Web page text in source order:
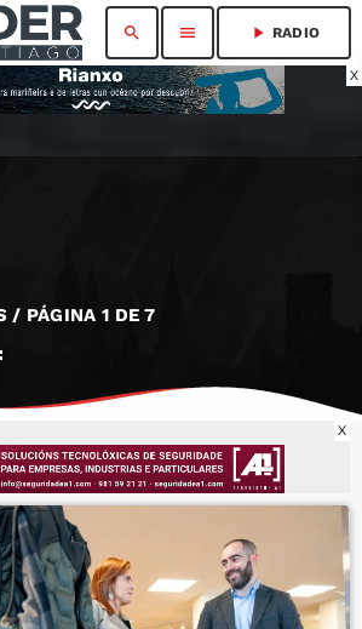
X
search menu play_arrow RADIO
/ PÁGINA 1 DE 7
X